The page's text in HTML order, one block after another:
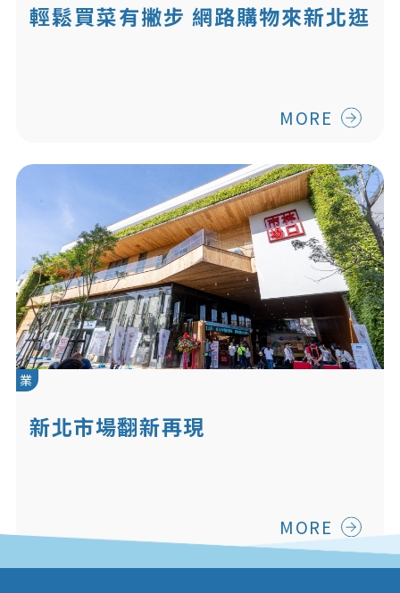
輕鬆買菜有撇步 網路購物來新北逛
MORE
業
新北市場翻新再現
MORE